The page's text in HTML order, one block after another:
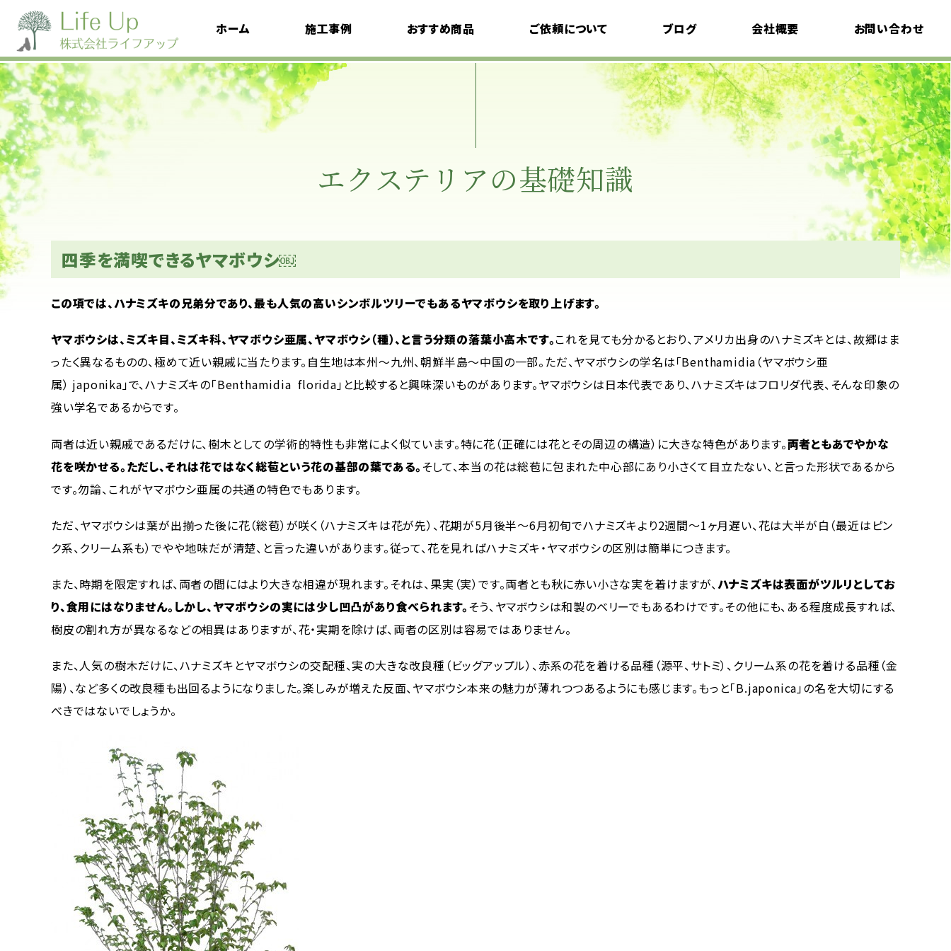
ホーム 施工事例 おすすめ商品 ご依頼について
デザインコンセプト
よくある質問
ブログ
植栽考
エクステリア語り
会社概要
採用情報
プライバシーポリシ
ー
お問い合わせ
イベント情報
エクステリアの基礎知識
四季を満喫できるヤマボウシ￼
この項では、ハナミズキの兄弟分であり、最も人気の高いシンボルツリーでもあるヤマボウシを取り上げます。
ヤマボウシは、ミズキ目、ミズキ科、ヤマボウシ亜属、ヤマボウシ（種）、と言う分類の落葉小高木です。これを見ても分かるとおり、アメリカ出身のハナミズキとは、故郷はま
ったく異なるものの、極めて近い親戚に当たります。自生地は本州～九州、朝鮮半島～中国の一部。ただ、ヤマボウシの学名は「Benthamidia（ヤマボウシ亜
属） japonika」で、ハナミズキの「Benthamidia florida」と比較すると興味深いものがあります。ヤマボウシは日本代表であり、ハナミズキはフロリダ代表、そんな印象の
強い学名であるからです。
両者は近い親戚であるだけに、樹木としての学術的特性も非常によく似ています。特に花（正確には花とその周辺の構造）に大きな特色があります。両者ともあでやかな
花を咲かせる。ただし、それは花ではなく総苞という花の基部の葉である。そして、本当の花は総苞に包まれた中心部にあり小さくて目立たない、と言った形状であるから
です。勿論、これがヤマボウシ亜属の共通の特色でもあります。
ただ、ヤマボウシは葉が出揃った後に花（総苞）が咲く（ハナミズキは花が先）、花期が5月後半～6月初旬でハナミズキより2週間～1ヶ月遅い、花は大半が白（最近はピン
ク系、クリーム系も）でやや地味だが清楚、と言った違いがあります。従って、花を見ればハナミズキ・ヤマボウシの区別は簡単につきます。
また、時期を限定すれば、両者の間にはより大きな相違が現れます。それは、果実（実）です。両者とも秋に赤い小さな実を着けますが、ハナミズキは表面がツルリとしてお
り、食用にはなりません。しかし、ヤマボウシの実には少し凹凸があり食べられます。そう、ヤマボウシは和製のベリーでもあるわけです。その他にも、ある程度成長すれば、
樹皮の割れ方が異なるなどの相異はありますが、花・実期を除けば、両者の区別は容易ではありません。
また、人気の樹木だけに、ハナミズキとヤマボウシの交配種、実の大きな改良種（ビッグアップル）、赤系の花を着ける品種（源平、サトミ）、クリーム系の花を着ける品種（金
陽）、など多くの改良種も出回るようになりました。楽しみが増えた反面、ヤマボウシ本来の魅力が薄れつつあるようにも感じます。もっと「B.japonica」の名を大切にする
べきではないでしょうか。